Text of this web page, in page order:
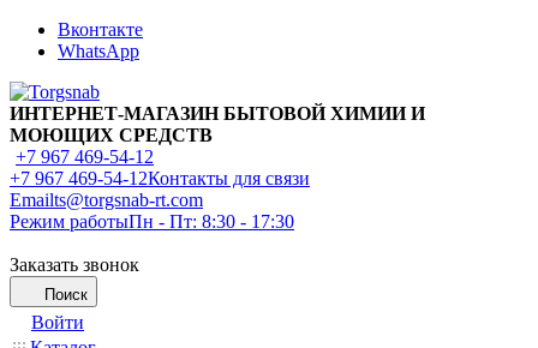
Вконтакте
WhatsApp
ИНТЕРНЕТ-МАГАЗИН БЫТОВОЙ ХИМИИ И
МОЮЩИХ СРЕДСТВ
+7 967 469-54-12
+7 967 469-54-12Контакты для связи
Emailts@torgsnab-rt.com
Режим работыПн - Пт: 8:30 - 17:30
Заказать звонок
Поиск
Войти